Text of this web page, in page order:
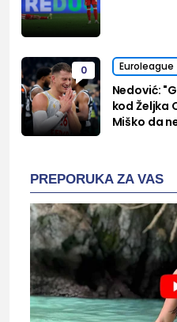
0 Euroleague
Nedović:
kod Željka
Miško da
PREPORUKA ZA VAS